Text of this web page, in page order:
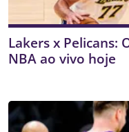
Lakers x Pelicans:
NBA ao vivo hoje